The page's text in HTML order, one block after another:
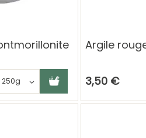
Choisissez une
au panier
Argile
3,50 €